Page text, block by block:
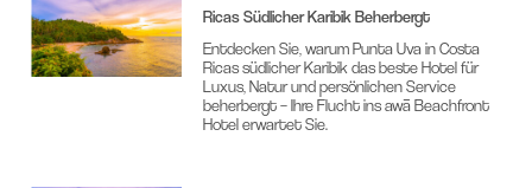
Ricas Südlicher Karibik Beherbergt
Entdecken Sie, warum Punta Uva in Costa
Ricas südlicher Karibik das beste Hotel für
Luxus, Natur und persönlichen Service
beherbergt – Ihre Flucht ins awā Beachfront
Hotel erwartet Sie.